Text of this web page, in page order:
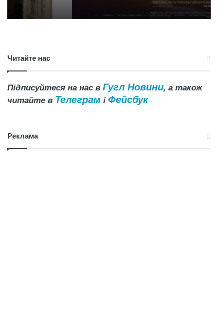
Читайте нас
Підписуйтеся на нас в Гугл Новини, а також
читайте в Телеграм і Фейсбук
Реклама